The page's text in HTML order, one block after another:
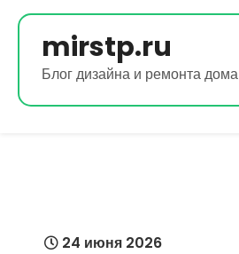
Перейти
содержимомуmirstp.ru
Блог дизайна и ремонта дома
24 июня 2026